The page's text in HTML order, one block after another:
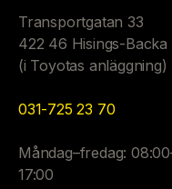
Transportgatan 33
422 46 Hisings-Backa
(i Toyotas anläggning)
031-725 23 70
Måndag–fredag:
17:00